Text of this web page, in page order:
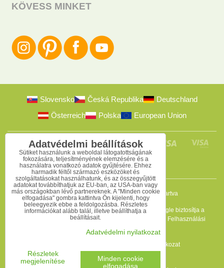
KÖVESS MINKET
Slovensko Česká Republika
Deutschland
Österreich
Polska European Union
2009-2026 © Bomba s.r.o. Minden jog fenntartva
Ez az oldal reCAPTCHA programmal védett, és a Google biztosítja a
védelmet. Érvényesek azAdatvédelmi szabályzat
Felhasználási
feltételek .
Adatvédelmi nyilatkozat
Felhasználási feltételek
Adatvédelmi beállítások
Sütiket használunk a weboldal látogatottságának
fokozására, teljesítményének elemzésére és a
használatra vonatkozó adatok gyűjtésére. Ehhez
harmadik féltől származó eszközöket és
szolgáltatásokat használhatunk, és az összegyűjtött
adatokat továbbíthatjuk az EU-ban, az USA-ban vagy
más országokban lévő partnereknek. A "Minden cookie
elfogadása" gombra kattintva Ön kijelenti, hogy
beleegyezik ebbe a feldolgozásba. Részletes
információkat alább talál, illetve beállíthatja a
beállításait.
Adatvédelmi nyilatkozat
Részletek
megjelenítése
Minden cookie
elfogadása